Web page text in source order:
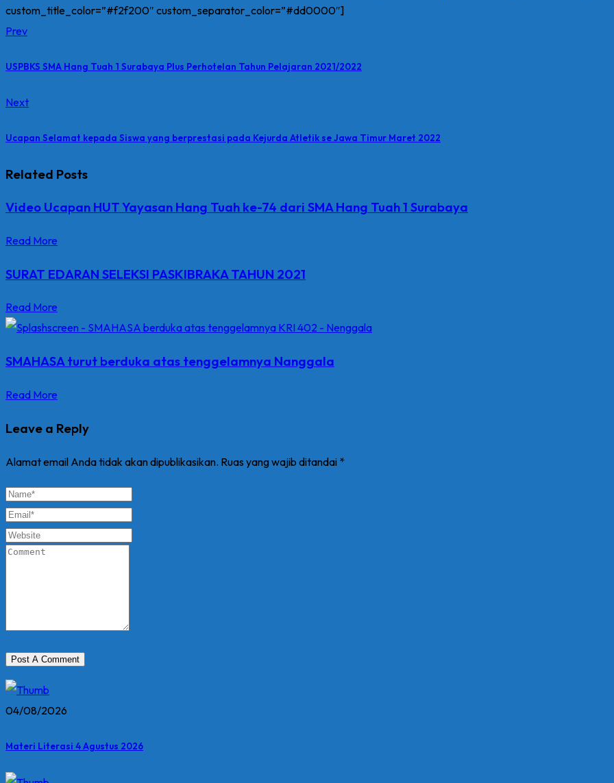
custom_title_color=”#f2f200″ custom_separator_color=”#dd0000″]
Prev
USPBKS SMA Hang Tuah 1 Surabaya Plus Perhotelan Tahun Pelajaran 2021/2022
Next
Ucapan Selamat kepada Siswa yang berprestasi pada Kejurda Atletik se Jawa Timur Maret 2022
Related Posts
Video Ucapan HUT Yayasan Hang Tuah ke-74 dari SMA Hang Tuah 1 Surabaya
Read More
SURAT EDARAN SELEKSI PASKIBRAKA TAHUN 2021
Read More
SMAHASA turut berduka atas tenggelamnya Nanggala
Read More
Leave a Reply
Alamat email Anda tidak akan dipublikasikan. Ruas yang wajib ditandai *
04/08/2026
Materi Literasi 4 Agustus 2026